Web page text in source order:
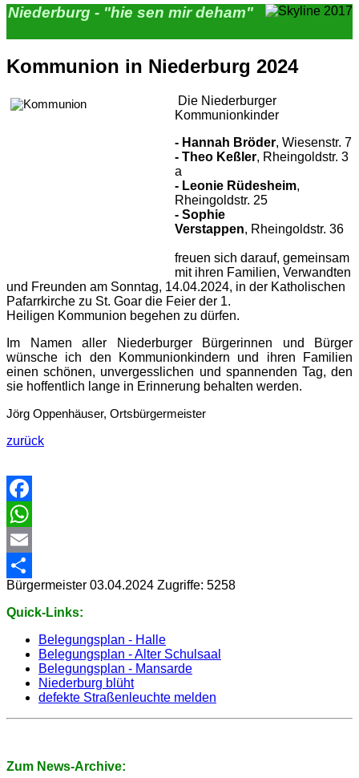
Niederburg - "hie sen mir deham"
Kommunion in Niederburg 2024
Die Niederburger
Kommunionkinder
- Hannah Bröder, Wiesenstr. 7
- Theo Keßler, Rheingoldstr. 3
a
- Leonie Rüdesheim,
Rheingoldstr. 25
- Sophie
Verstappen, Rheingoldstr. 36
freuen sich darauf, gemeinsam
mit ihren Familien, Verwandten
und Freunden am Sonntag, 14.04.2024, in der Katholischen
Pafarrkirche zu St. Goar die Feier der 1.
Heiligen Kommunion begehen zu dürfen.
Im Namen aller Niederburger Bürgerinnen und Bürger
wünsche ich den Kommunionkindern und ihren Familien
einen schönen, unvergesslichen und spannenden Tag, den
sie hoffentlich lange in Erinnerung behalten werden.
Jörg Oppenhäuser, Ortsbürgermeister
zurück
Facebook
WhatsApp
Email
Share
Bürgermeister 03.04.2024 Zugriffe: 5258
Quick-Links:
Belegungsplan - Halle
Belegungsplan - Alter Schulsaal
Belegungsplan - Mansarde
Niederburg blüht
defekte Straßenleuchte melden
Zum News-Archive: